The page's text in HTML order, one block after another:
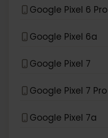
Google Pixel 6 Pro
Google Pixel 6a
Google Pixel 7
Google Pixel 7 Pro
Google Pixel 7a